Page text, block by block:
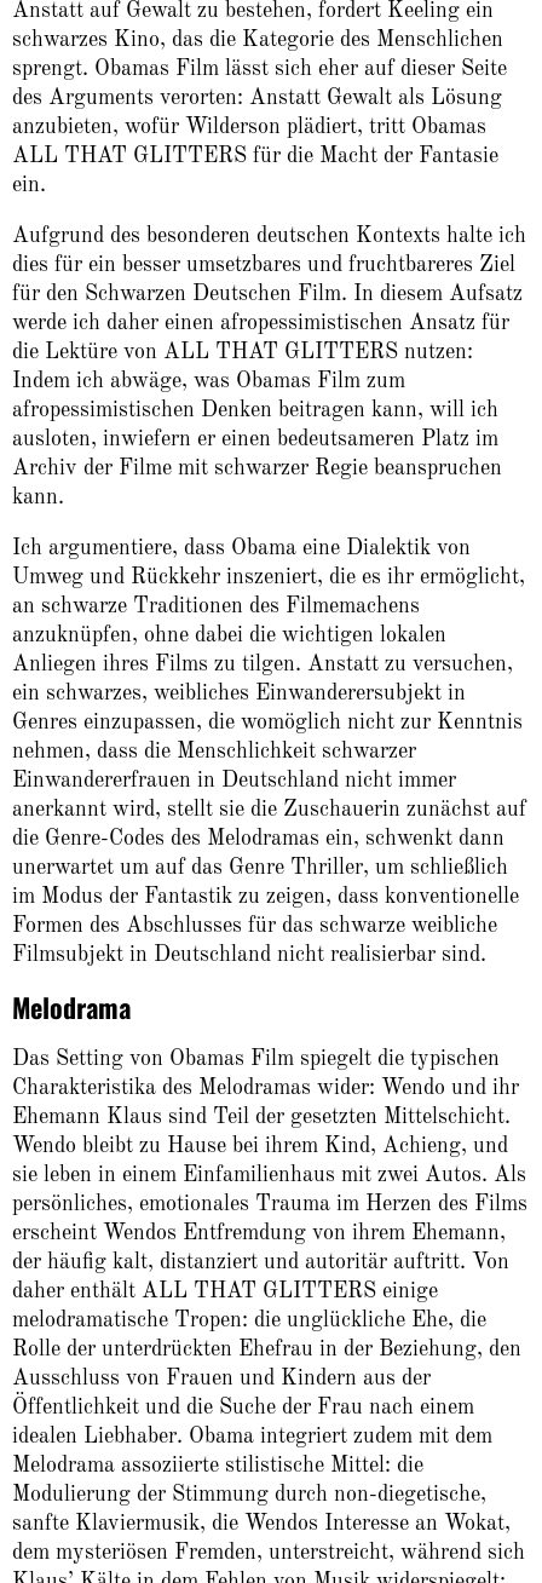
Anstatt auf Gewalt zu bestehen, fordert Keeling ein
schwarzes Kino, das die Kategorie des Menschlichen
sprengt. Obamas Film lässt sich eher auf dieser Seite
des Arguments verorten: Anstatt Gewalt als Lösung
anzubieten, wofür Wilderson plädiert, tritt Obamas
ALL THAT GLITTERS für die Macht der Fantasie
ein.
Aufgrund des besonderen deutschen Kontexts halte ich
dies für ein besser umsetzbares und fruchtbareres Ziel
für den Schwarzen Deutschen Film. In diesem Aufsatz
werde ich daher einen afropessimistischen Ansatz für
die Lektüre von ALL THAT GLITTERS nutzen:
Indem ich abwäge, was Obamas Film zum
afropessimistischen Denken beitragen kann, will ich
ausloten, inwiefern er einen bedeutsameren Platz im
Archiv der Filme mit schwarzer Regie beanspruchen
kann.
Ich argumentiere, dass Obama eine Dialektik von
Umweg und Rückkehr inszeniert, die es ihr ermöglicht,
an schwarze Traditionen des Filmemachens
anzuknüpfen, ohne dabei die wichtigen lokalen
Anliegen ihres Films zu tilgen. Anstatt zu versuchen,
ein schwarzes, weibliches Einwanderersubjekt in
Genres einzupassen, die womöglich nicht zur Kenntnis
nehmen, dass die Menschlichkeit schwarzer
Einwandererfrauen in Deutschland nicht immer
anerkannt wird, stellt sie die Zuschauerin zunächst auf
die Genre-Codes des Melodramas ein, schwenkt dann
unerwartet um auf das Genre Thriller, um schließlich
im Modus der Fantastik zu zeigen, dass konventionelle
Formen des Abschlusses für das schwarze weibliche
Filmsubjekt in Deutschland nicht realisierbar sind.
Melodrama
Das Setting von Obamas Film spiegelt die typischen
Charakteristika des Melodramas wider: Wendo und ihr
Ehemann Klaus sind Teil der gesetzten Mittelschicht.
Wendo bleibt zu Hause bei ihrem Kind, Achieng, und
sie leben in einem Einfamilienhaus mit zwei Autos. Als
persönliches, emotionales Trauma im Herzen des Films
erscheint Wendos Entfremdung von ihrem Ehemann,
der häufig kalt, distanziert und autoritär auftritt. Von
daher enthält ALL THAT GLITTERS einige
melodramatische Tropen: die unglückliche Ehe, die
Rolle der unterdrückten Ehefrau in der Beziehung, den
Ausschluss von Frauen und Kindern aus der
Öffentlichkeit und die Suche der Frau nach einem
idealen Liebhaber. Obama integriert zudem mit dem
Melodrama assoziierte stilistische Mittel: die
Modulierung der Stimmung durch non-diegetische,
sanfte Klaviermusik, die Wendos Interesse an Wokat,
dem mysteriösen Fremden, unterstreicht, während sich